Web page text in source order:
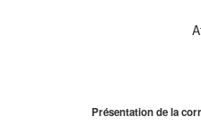
Présentation de la